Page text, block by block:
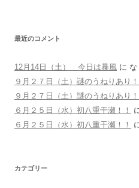
最近のコメント
12月14日（土） 今日は暴風 に な
９月２７日（土）謎のうねりあり！
９月２７日（土）謎のうねりあり！
６月２５日（水）初八重干瀬！！
６月２５日（水）初八重干瀬！！
カテゴリー